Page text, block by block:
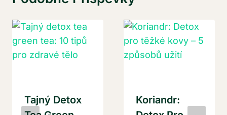
Tajný Detox
Koriandr: